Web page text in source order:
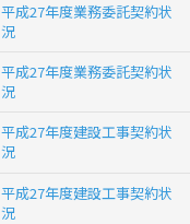
平成27年度業務委託契約状
況
平成27年度業務委託契約状
況
平成27年度建設工事契約状
況
平成27年度建設工事契約状
況